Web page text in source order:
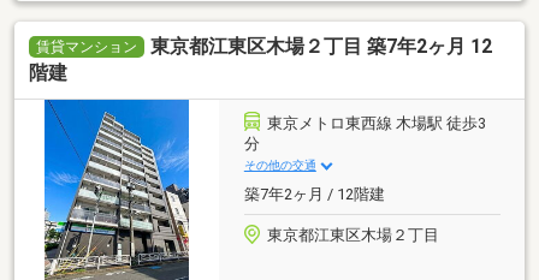
賃貸マンション
東京都江東区木場２丁目 築7年2ヶ月 12
階建
東京メトロ東西線 木場駅 徒歩3
分
その他の交通
築7年2ヶ月 / 12階建
東京都江東区木場２丁目